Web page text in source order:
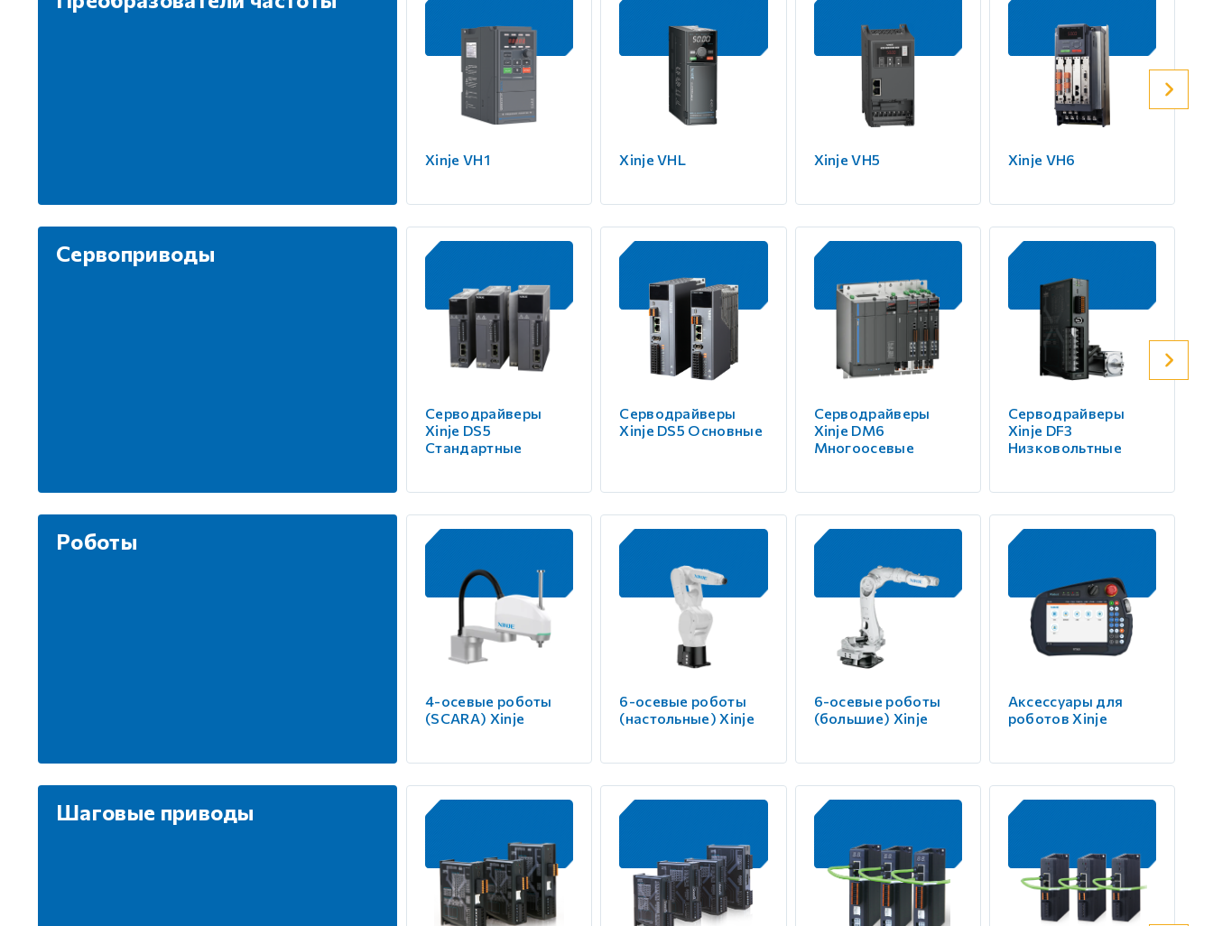
Xinje VH1 Xinje VHL Xinje VH5 Xinje VH6
Сервоприводы
Серводрайверы
Xinje DS5
Стандартные
Серводрайверы
Xinje DS5 Основные
Серводрайверы
Xinje DM6
Многоосевые
Серводрайверы
Xinje DF3
Низковольтные
Роботы
4-осевые роботы
(SCARA) Xinje
6-осевые роботы
(настольные) Xinje
6-осевые роботы
(большие) Xinje
Аксессуары для
роботов Xinje
Шаговые приводы